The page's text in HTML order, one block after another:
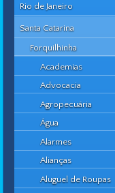
Rio de Janeiro
Santa Catarina
Forquilhinha
Academias
Advocacia
Agropecuária
Água
Alarmes
Alianças
Aluguel de Roupas